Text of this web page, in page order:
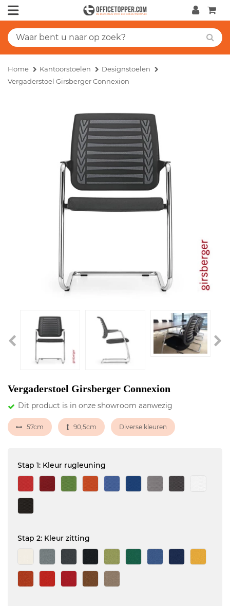
Home Kantoorstoelen
Designstoelen
Vergaderstoel Girsberger Connexion
Vergaderstoel Girsberger Connexion
Dit product is in onze showroom aanwezig
57cm 90,5cm Diverse kleuren
Stap 1: Kleur rugleuning
Stap 2: Kleur zitting